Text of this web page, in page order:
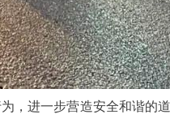
，进一步营造安全和谐的